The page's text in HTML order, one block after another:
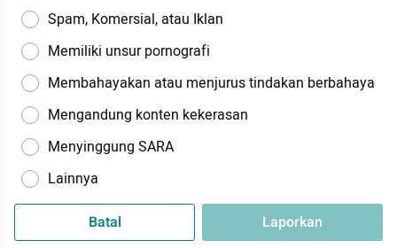
Spam, Komersial, atau Iklan
Memiliki unsur pornografi
Membahayakan atau menjurus tindakan berbahaya
Mengandung konten kekerasan
Menyinggung SARA
Lainnya
Batal Laporkan